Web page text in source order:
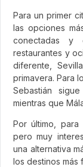
Para un primer
las opciones
conectadas y
restaurantes y
diferente,
primavera. Para
Sebastián
mientras que
Por último, para
pero muy
una alternativa
los destinos más